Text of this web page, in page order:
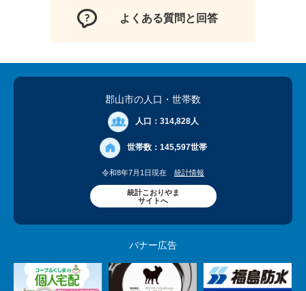
よくある質問と回答
郡山市の人口 ・世帯数
人口： 314,828人
世帯数： 145,597世帯
令和8年7月1日現在 統計情報
統計こおりやま
サイトへ
バナー広告